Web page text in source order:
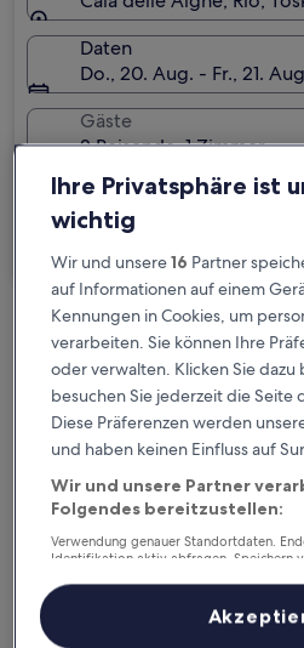
Daten
Do., 20. Aug. - Fr., 21.
Gäste
2 Reisende, 1 Zimmer
Ich reise geschäftlich
Kostenlose
Planänderungen
Verdiene Prämien für
wahrgenommene
Mehr sparen mit
Überprüfe die Preise für
Ihre Privatsphäre ist
wichtig
Wir und unsere16 Partner
auf Informationen auf einem
Kennungen in Cookies, um
verarbeiten. Sie können Ihre
oder verwalten. Klicken Sie
besuchen Sie jederzeit die Seite
Diese Präferenzen werden
und haben keinen Einfluss auf
Wir und unsere Partner
Folgendes bereitzustellen:
Verwendung genauer Standortdaten.
Identifikation aktiv abfragen. Speichern
Inhalte, Messung von Werbeleistung
Zielgruppenforschung sowie Entwicklung